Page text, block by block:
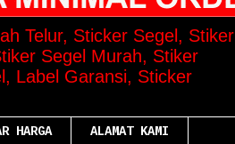
Telur, Sticker Segel, Stiker
Segel Murah, Stiker
Label Garansi, Sticker
HARGA ALAMAT KAMI